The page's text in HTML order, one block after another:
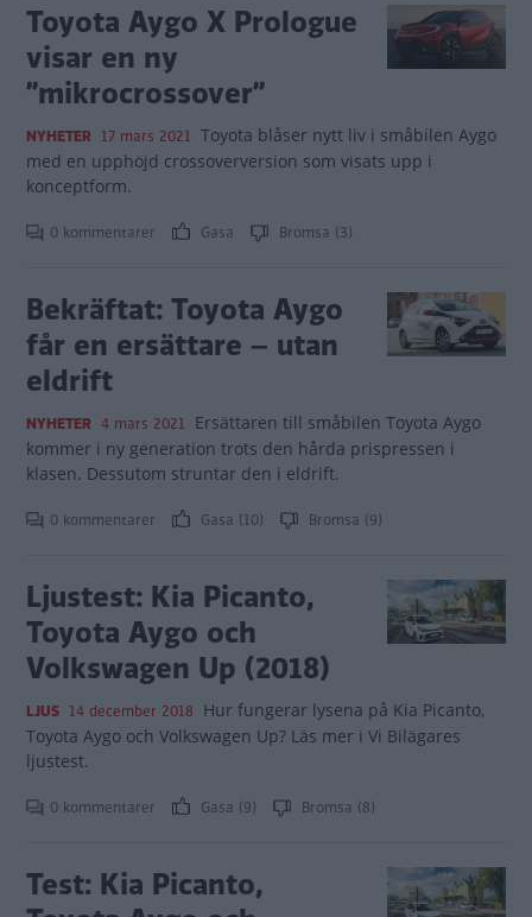
Toyota Aygo X Prologue
visar en ny
”mikrocrossover”
NYHETER 17 mars 2021 Toyota blåser nytt liv i småbilen Aygo
med en upphöjd crossoverversion som visats upp i
konceptform.
0 kommentarer Gasa Bromsa (3)
Bekräftat: Toyota Aygo
får en ersättare – utan
eldrift
NYHETER 4 mars 2021 Ersättaren till småbilen Toyota Aygo
kommer i ny generation trots den hårda prispressen i
klasen. Dessutom struntar den i eldrift.
0 kommentarer Gasa (10) Bromsa (9)
Ljustest: Kia Picanto,
Toyota Aygo och
Volkswagen Up (2018)
LJUS 14 december 2018 Hur fungerar lysena på Kia Picanto,
Toyota Aygo och Volkswagen Up? Läs mer i Vi Bilägares
ljustest.
0 kommentarer Gasa (9) Bromsa (8)
Test: Kia Picanto,